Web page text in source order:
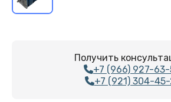
Получить
+7 (966) 927-63-
+7 (921) 304-45-